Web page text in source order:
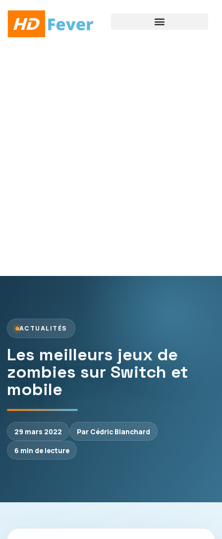
ACTUALITÉS
Les meilleurs jeux de
zombies sur Switch et
mobile
29 mars 2022
Par Cédric Blanchard
6 min de lecture